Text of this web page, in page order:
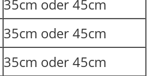
35cm oder 45cm
35cm oder 45cm
35cm oder 45cm